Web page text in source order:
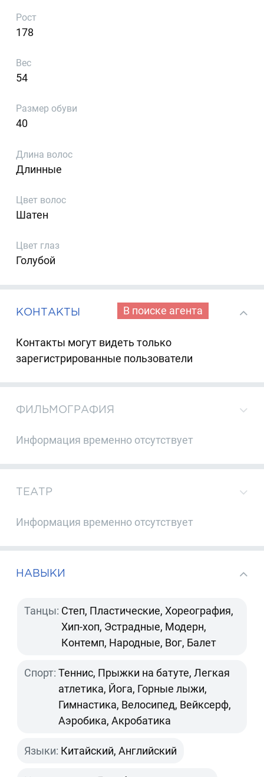
Рост
178
Вес
54
Размер обуви
40
Длина волос
Длинные
Цвет волос
Шатен
Цвет глаз
Голубой
КОНТАКТЫ В поиске агента
Контакты могут видеть только
зарегистрированные пользователи
ФИЛЬМОГРАФИЯ
Информация временно отсутствует
ТЕАТР
Информация временно отсутствует
НАВЫКИ
Танцы: Степ, Пластические, Хореография,
Хип-хоп, Эстрадные, Модерн,
Контемп, Народные, Вог, Балет
Спорт: Теннис, Прыжки на батуте, Легкая
атлетика, Йога, Горные лыжи,
Гимнастика, Велосипед, Вейксерф,
Аэробика, Акробатика
Языки: Китайский, Английский